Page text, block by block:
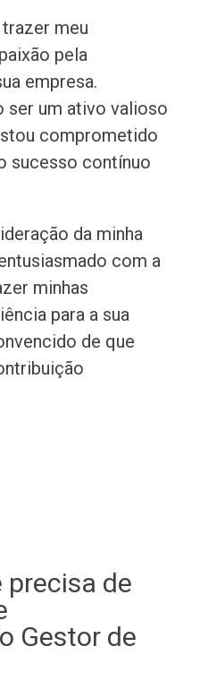
meu
pela
empresa.
ser um ativo valioso
comprometido
sucesso contínuo
da minha
com a
minhas
para a sua
de que
precisa de
Gestor de